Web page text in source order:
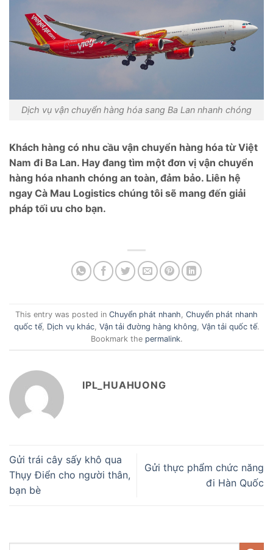
Dịch vụ vận chuyển hàng hóa sang Ba Lan nhanh chóng
Khách hàng có nhu cầu vận chuyển hàng hóa từ Việt
Nam đi Ba Lan. Hay đang tìm một đơn vị vận chuyển
hàng hóa nhanh chóng an toàn, đảm bảo. Liên hệ
ngay Cà Mau Logistics chúng tôi sẽ mang đến giải
pháp tối ưu cho bạn.
This entry was posted in Chuyển phát nhanh Chuyển phát nhanh
quốc tế, Dịch vụ khác, Vận tải đường hàng không Vận tải quốc tế.
Bookmark the permalink.
IPL_HUAHUONG
Gửi trái cây sấy khô qua
Thụy Điển cho người thân,
bạn bè
Gửi thực phẩm chức năng
đi Hàn Quốc